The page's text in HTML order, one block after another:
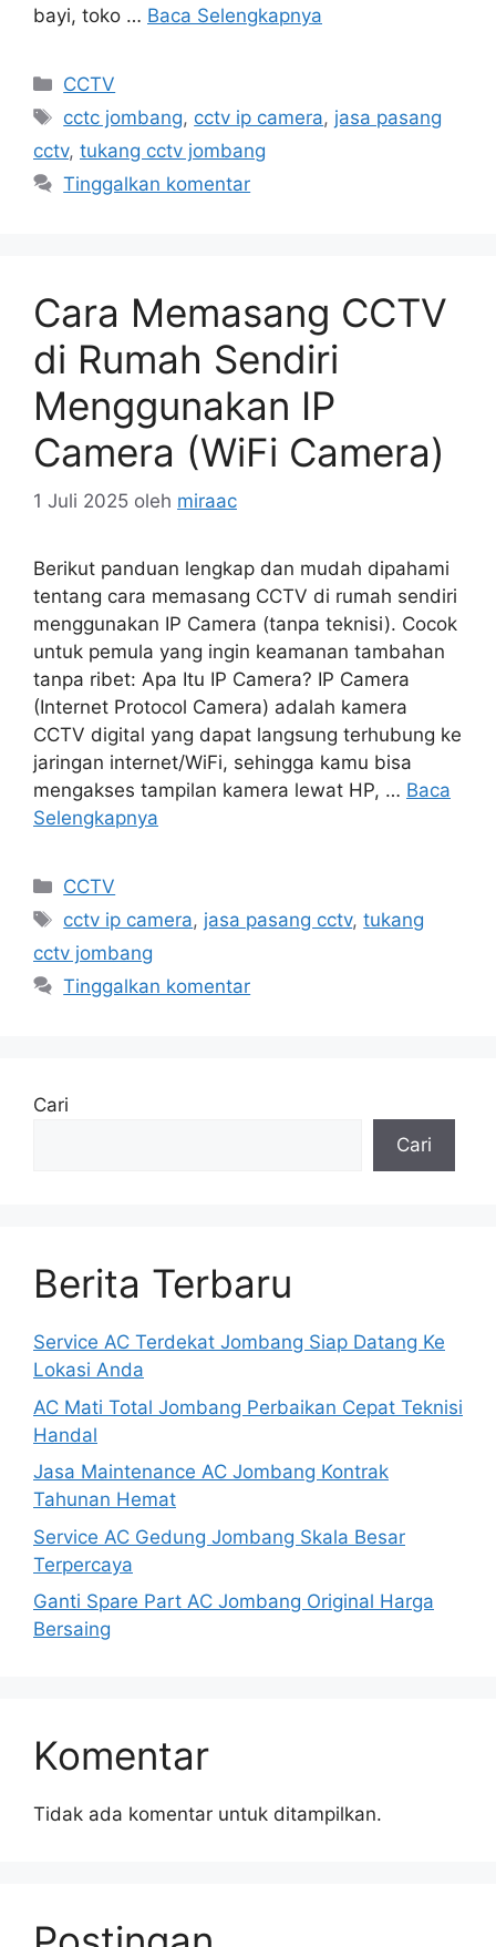
bayi, toko … Baca Selengkapnya
Kategori
CCTV
Tag
cctc jombang, cctv ip camera, jasa pasang
cctv, tukang cctv jombang
Tinggalkan komentar
Cara Memasang CCTV
di Rumah Sendiri
Menggunakan IP
Camera (WiFi Camera)
1 Juli 2025 oleh miraac
Berikut panduan lengkap dan mudah dipahami
tentang cara memasang CCTV di rumah sendiri
menggunakan IP Camera (tanpa teknisi). Cocok
untuk pemula yang ingin keamanan tambahan
tanpa ribet: Apa Itu IP Camera? IP Camera
(Internet Protocol Camera) adalah kamera
CCTV digital yang dapat langsung terhubung ke
jaringan internet/WiFi, sehingga kamu bisa
mengakses tampilan kamera lewat HP, … Baca
Selengkapnya
Kategori
CCTV
Tag
cctv ip camera, jasa pasang cctv,tukang
cctv jombang
Tinggalkan komentar
Cari
Cari
Berita Terbaru
Service AC Terdekat Jombang Siap Datang Ke
Lokasi Anda
AC Mati Total Jombang Perbaikan Cepat Teknisi
Handal
Jasa Maintenance AC Jombang Kontrak
Tahunan Hemat
Service AC Gedung Jombang Skala Besar
Terpercaya
Ganti Spare Part AC Jombang Original Harga
Bersaing
Komentar
Tidak ada komentar untuk ditampilkan.